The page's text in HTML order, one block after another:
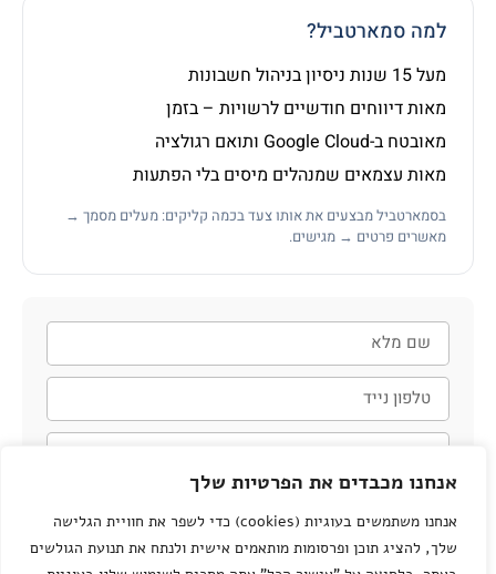
אנחנו מכבדים את הפרטיות שלך
אנחנו משתמשים בעוגיות (cookies) כדי לשפר את חוויית הגלישה
שלך, להציג תוכן ופרסומות מותאמים אישית ולנתח את תנועת הגולשים
למה סמארטביל?
מעל 15 שנות ניסיון בניהול חשבונות
מאות דיווחים חודשיים לרשויות – בזמן
מאובטח ב-Google Cloud ותואם רגולציה
מאות עצמאים שמנהלים מיסים בלי הפתעות
בסמארטביל מבצעים את אותו צעד בכמה קליקים: מעלים מסמך →
מאשרים פרטים → מגישים.